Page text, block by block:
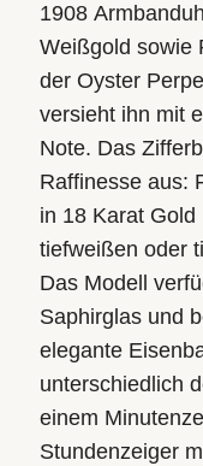
1908
Weißgold sowie
der Oyster
versieht ihn mit
Note. Das
Raffinesse aus:
in 18 Karat
tiefweißen oder
Das Modell
Saphirglas und
elegante
unterschiedlich
einem
Stundenzeiger